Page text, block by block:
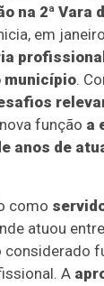
na 2ª Vara
em
município.
função a
anos de
como
atuou entre
considerado
A